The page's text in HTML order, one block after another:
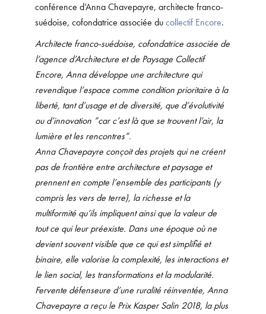
conférence d’Anna Chavepayre, architecte franco-
suédoise, cofondatrice associée ducollectif Encore.
Architecte franco-suédoise, cofondatrice associée de
l’agence d’Architecture et de Paysage Collectif
Encore, Anna développe une architecture qui
revendique l’espace comme condition prioritaire à la
liberté, tant d’usage et de diversité, que d’évolutivité
ou d’innovation ”car c’est là que se trouvent l’air, la
lumière et les rencontres”.
Anna Chavepayre conçoit des projets qui ne créent
pas de frontière entre architecture et paysage et
prennent en compte l’ensemble des participants (y
compris les vers de terre), la richesse et la
multiformité qu’ils impliquent ainsi que la valeur de
tout ce qui leur préexiste. Dans une époque où ne
devient souvent visible que ce qui est simplifié et
binaire, elle valorise la complexité, les interactions et
le lien social, les transformations et la modularité.
Fervente défenseure d’une ruralité réinventée, Anna
Chavepayre a reçu le Prix Kasper Salin 2018, la plus